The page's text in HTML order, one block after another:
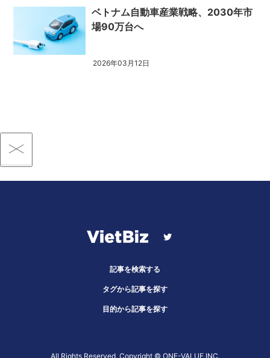
ベトナム自動車産業戦略、2030年市
場90万台へ
2026年03月12日
記事を検索する
タグから記事を探す
目的から記事を探す
All Rights Reserved, Copyright ©︎ ONE-VALUE INC.